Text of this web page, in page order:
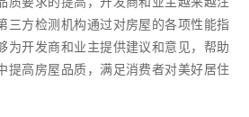
三方检测机构通过对房屋的各项性能指
为开发商和业主提供建议和意见，帮助
提高房屋品质，满足消费者对美好居住